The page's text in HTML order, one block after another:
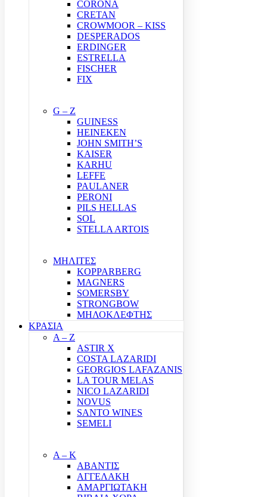
CORONA
CRETAN
CROWMOOR – KISS
DESPERADOS
ERDINGER
ESTRELLA
FISCHER
FIX
G – Z
GUINESS
HEINEKEN
JOHN SMITH’S
KAISER
KARHU
LEFFE
PAULANER
PERONI
PILS HELLAS
SOL
STELLA ARTOIS
ΜΗΛΙΤΕΣ
KOPPARBERG
MAGNERS
SOMERSBY
STRONGBOW
ΜΗΛΟΚΛΕΦΤΗΣ
ΚΡΑΣΙΑ
A – Z
ASTIR X
COSTA LAZARIDI
GEORGIOS LAFAZANIS
LA TOUR MELAS
NICO LAZARIDI
NOVUS
SANTO WINES
SEMELI
Α – Κ
ΑΒΑΝΤΙΣ
ΑΓΓΕΛΑΚΗ
ΑΜΑΡΓΙΩΤΑΚΗ